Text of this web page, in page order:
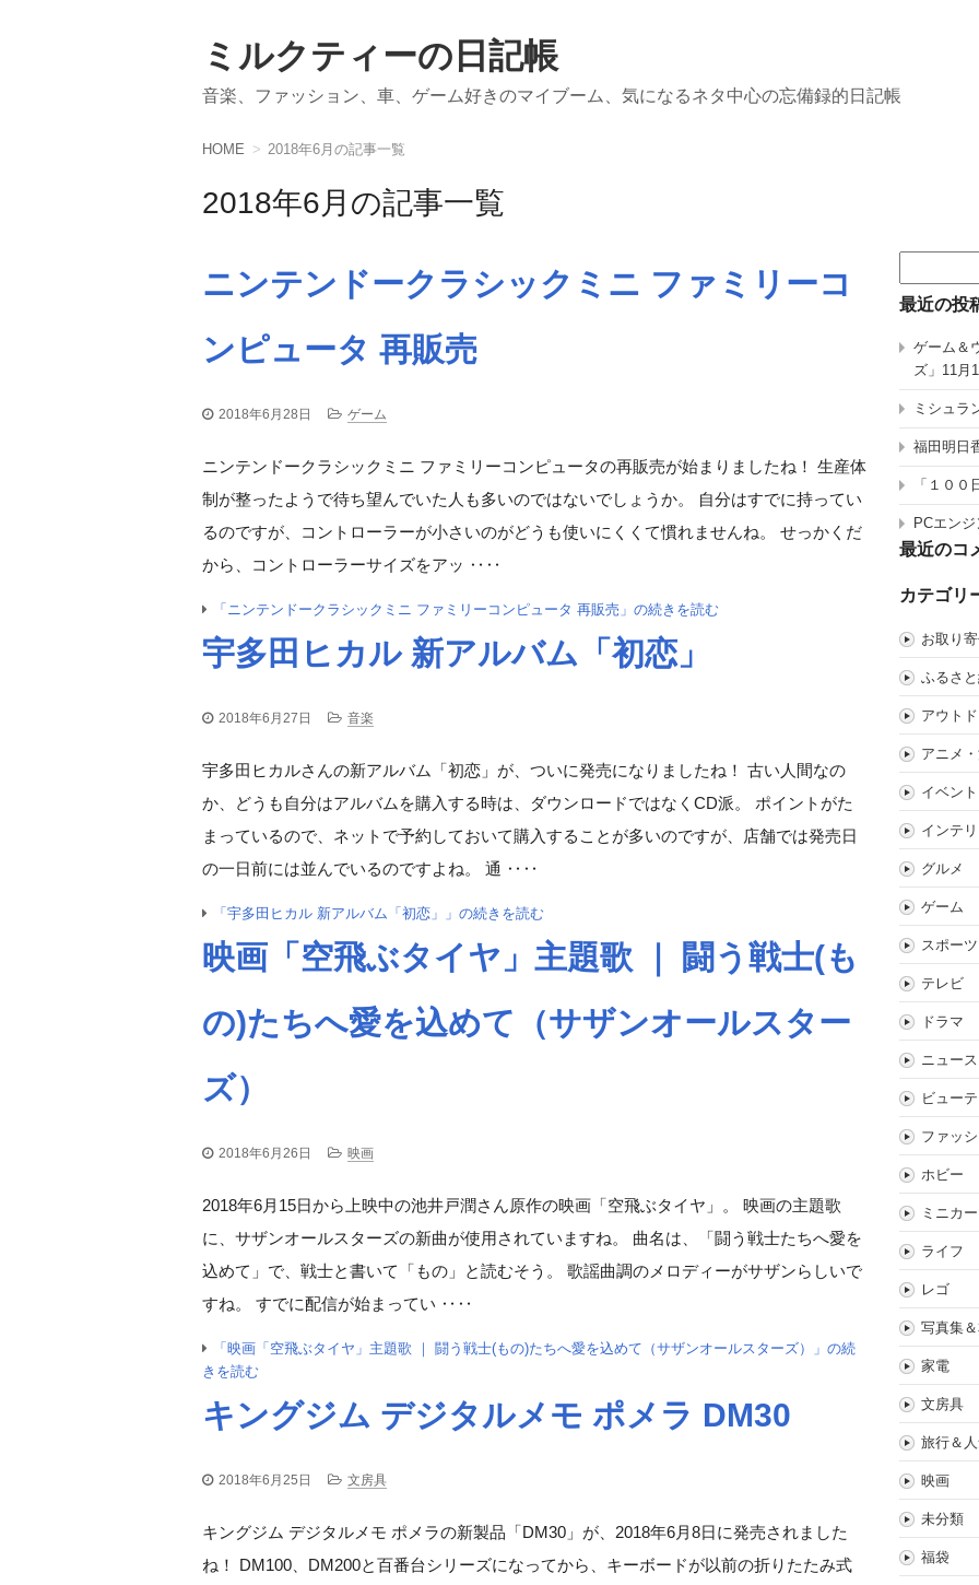
ミルクティーの日記帳
音楽、ファッション、車、ゲーム好きのマイブーム、気になるネタ中心の忘備録的日記帳
HOME 2018年6月の記事一覧
2018年6月の記事一覧
ニンテンドークラシックミニ ファミリーコ
ンピュータ 再販売
2018年6月28日 ゲーム
ニンテンドークラシックミニ ファミリーコンピュータの再販売が始まりましたね！ 生産体
制が整ったようで待ち望んでいた人も多いのではないでしょうか。 自分はすでに持ってい
るのですが、コントローラーが小さいのがどうも使いにくくて慣れませんね。 せっかくだ
から、コントローラーサイズをアッ ‥‥
「ニンテンドークラシックミニ ファミリーコンピュータ 再販売」の続きを読む
宇多田ヒカル 新アルバム「初恋」
2018年6月27日 音楽
宇多田ヒカルさんの新アルバム「初恋」が、ついに発売になりましたね！ 古い人間なの
か、どうも自分はアルバムを購入する時は、ダウンロードではなくCD派。 ポイントがた
まっているので、ネットで予約しておいて購入することが多いのですが、店舗では発売日
の一日前には並んでいるのですよね。 通 ‥‥
「宇多田ヒカル 新アルバム「初恋」」の続きを読む
映画「空飛ぶタイヤ」主題歌 ｜ 闘う戦士(も
の)たちへ愛を込めて（サザンオールスター
ズ）
2018年6月26日 映画
2018年6月15日から上映中の池井戸潤さん原作の映画「空飛ぶタイヤ」。 映画の主題歌
に、サザンオールスターズの新曲が使用されていますね。 曲名は、「闘う戦士たちへ愛を
込めて」で、戦士と書いて「もの」と読むそう。 歌謡曲調のメロディーがサザンらしいで
すね。 すでに配信が始まってい ‥‥
「映画「空飛ぶタイヤ」主題歌 ｜ 闘う戦士(もの)たちへ愛を込めて（サザンオールスターズ）」の続
きを読む
キングジム デジタルメモ ポメラ DM30
2018年6月25日 文房具
キングジム デジタルメモ ポメラの新製品「DM30」が、2018年6月8日に発売されました
ね！ DM100、DM200と百番台シリーズになってから、キーボードが以前の折りたたみ式
索:
最近の投
ゲーム＆
ズ」11月
ミシュラ
福田明日
「１０
PCエン
最近のコ
カテゴリ
お取り
ふるさ
アウト
アニメ
イベント
インテ
グルメ
ゲーム
スポーツ
テレビ
ドラマ
ニュース
ビュー
ファッ
ホビー
ミニカー
ライフ
レゴ
写真集
家電
文房具
旅行＆
映画
未分類
福袋